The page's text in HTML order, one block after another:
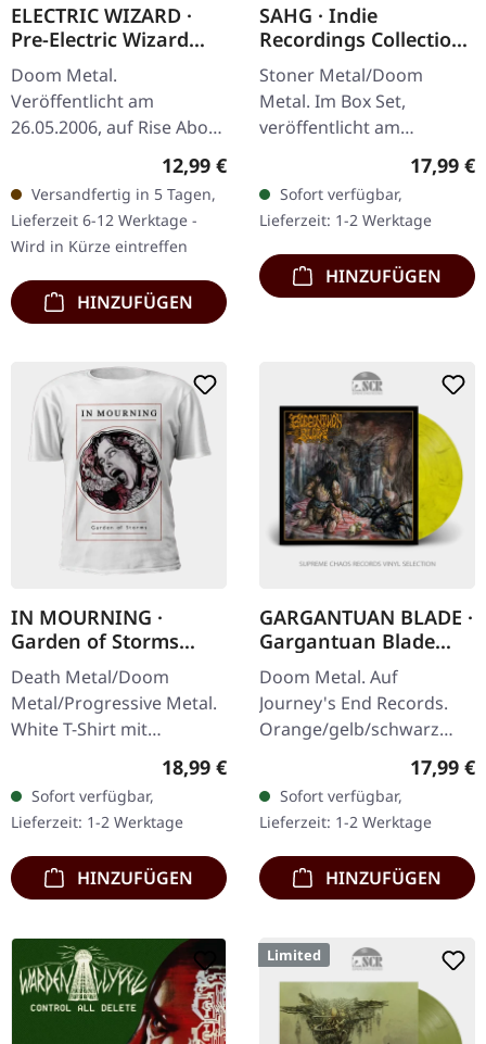
ELECTRIC WIZARD ·
Pre-Electric Wizard
1989-1994 (Re-Release)
| CD
Doom Metal.
Veröffentlicht am
26.05.2006, auf Rise Above
Records. CD im Jewelcase.
Bevor Electric Wizard zu
den unbestrittenen
Meistern des…
Regulärer Preis:
12,99 €
Versandfertig in 5 Tagen,
Lieferzeit 6-12 Werktage -
Wird in Kürze eintreffen
HINZUFÜGEN
SAHG · Indie
Recordings Collection
| 3CD BOXSET
Stoner Metal/Doom
Metal. Im Box Set,
veröffentlicht am
14.11.2025, auf Back On
Enthält die Alben "III"
(2010), "Delusions Of…
17,99 €
Sofort verfügbar,
Lieferzeit: 1-2 Werktage
HINZUFÜGEN
IN MOURNING ·
Garden of Storms
White | T-SHIRT
Death Metal/Doom
Metal/Progressive Metal.
White T-Shirt mit
exklusivem Design.
Vorderseite bedruckt.
Fruit Of The Loom
Valueweight 100%
Baumwolle.
Regulärer Preis:
18,99 €
Sofort verfügbar,
Lieferzeit: 1-2 Werktage
HINZUFÜGEN
GARGANTUAN BLADE ·
Gargantuan Blade
[MARBLED] | LP
Doom Metal. Auf
Journey's End Records.
Orange/gelb/schwarz
marmoriertes Vinyl, das
Original könnte sich von
dem Mock-Up
unterscheiden.
Necromancer's…
17,99 €
Sofort verfügbar,
Lieferzeit: 1-2 Werktage
HINZUFÜGEN
Limited